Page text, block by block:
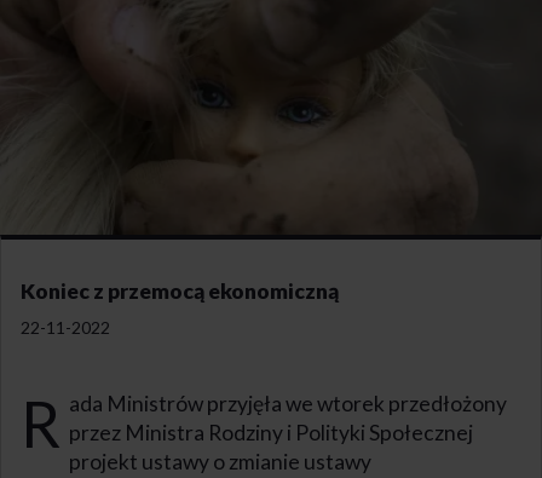
Koniec z przemocą ekonomiczną
22-11-2022
R ada Ministrów przyjęła we wtorek przedłożony
przez Ministra Rodziny i Polityki Społecznej
projekt ustawy o zmianie ustawy